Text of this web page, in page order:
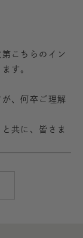
こちらのイン
す。
、何卒ご理解
共に、皆さま